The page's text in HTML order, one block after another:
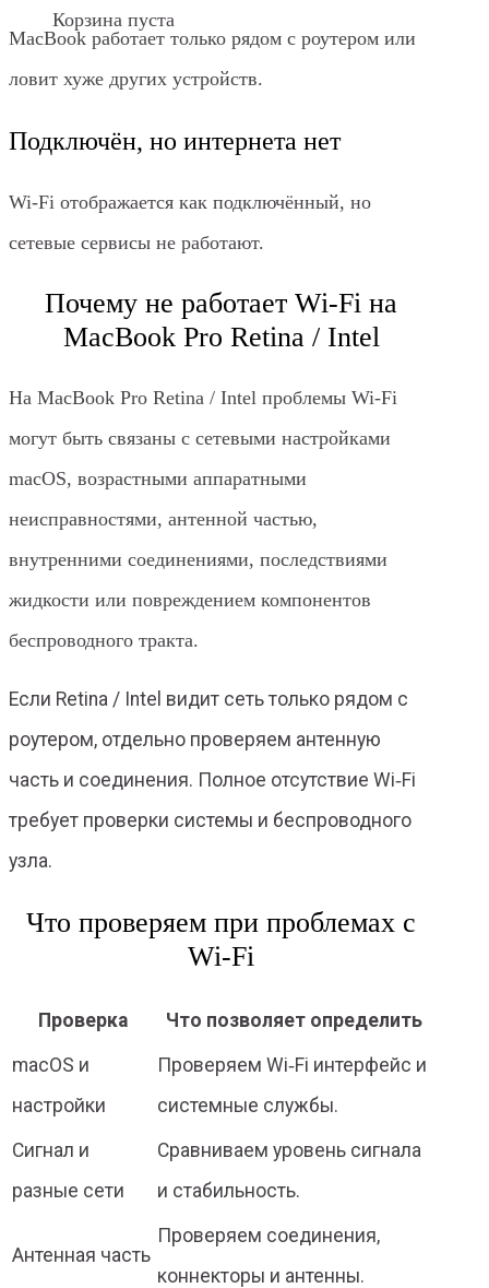
Корзина пуста
MacBook работает только рядом с роутером или
ловит хуже других устройств.
Подключён, но интернета нет
Wi‑Fi отображается как подключённый, но
сетевые сервисы не работают.
Почему не работает Wi‑Fi на
MacBook Pro Retina / Intel
На MacBook Pro Retina / Intel проблемы Wi‑Fi
могут быть связаны с сетевыми настройками
macOS, возрастными аппаратными
неисправностями, антенной частью,
внутренними соединениями, последствиями
жидкости или повреждением компонентов
беспроводного тракта.
Если Retina / Intel видит сеть только рядом с
роутером, отдельно проверяем антенную
часть и соединения. Полное отсутствие Wi‑Fi
требует проверки системы и беспроводного
узла.
Что проверяем при проблемах с
Wi‑Fi
Проверка Что позволяет определить
macOS и
настройки
Проверяем Wi‑Fi интерфейс и
системные службы.
Сигнал и
разные сети
Сравниваем уровень сигнала
и стабильность.
Антенная часть
Проверяем соединения,
коннекторы и антенны.